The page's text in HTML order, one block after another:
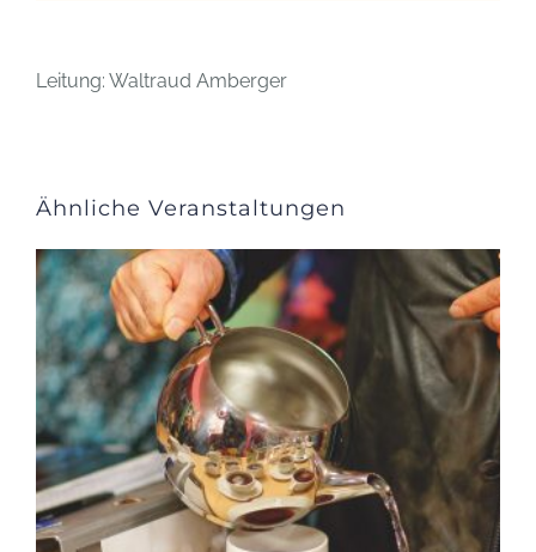
Leitung: Waltraud Amberger
Ähnliche Veranstaltungen